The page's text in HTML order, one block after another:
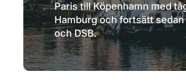
Paris till Köpenhamn med
Hamburg och fortsätt
och DSB.